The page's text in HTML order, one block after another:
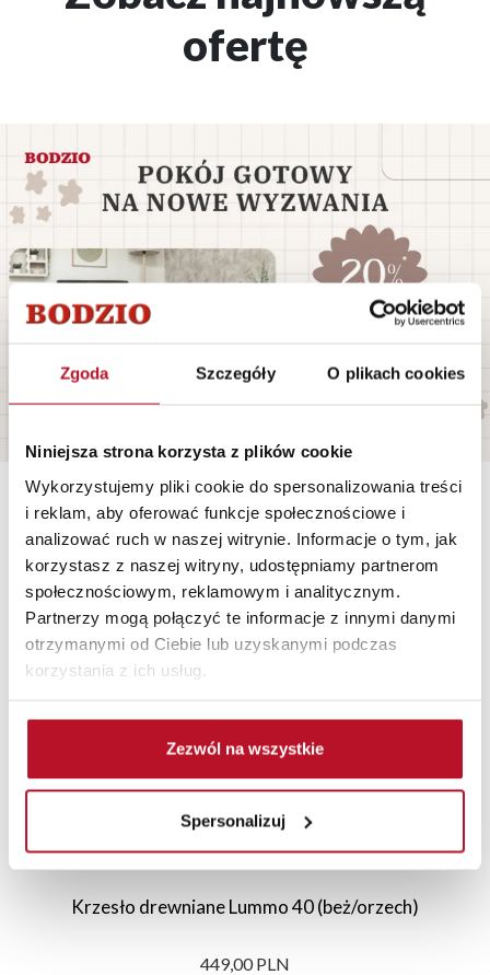
Zgoda Szczegóły O plikach cookies
Niniejsza strona korzysta z plików cookie
Wykorzystujemy pliki cookie do spersonalizowania treści
i reklam, aby oferować funkcje społecznościowe i
analizować ruch w naszej witrynie. Informacje o tym, jak
korzystasz z naszej witryny, udostępniamy partnerom
społecznościowym, reklamowym i analitycznym.
Partnerzy mogą połączyć te informacje z innymi danymi
otrzymanymi od Ciebie lub uzyskanymi podczas
korzystania z ich usług.
Zezwól na wszystkie
Spersonalizuj
ofertę
Polecane Nowości Sale
Krzesło drewniane Lummo 40 (beż/orzech)
449,00 PLN